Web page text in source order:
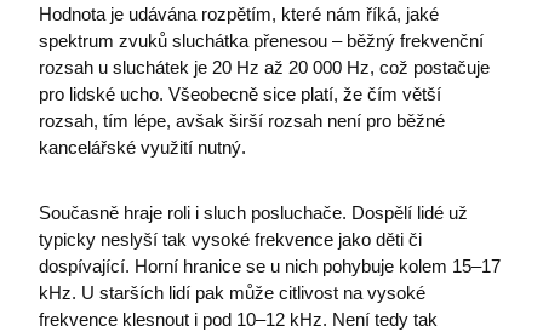
Hodnota je udávána rozpětím, které nám říká, jaké
spektrum zvuků sluchátka přenesou – běžný frekvenční
rozsah u sluchátek je 20 Hz až 20 000 Hz, což postačuje
pro lidské ucho. Všeobecně sice platí, že čím větší
rozsah, tím lépe, avšak širší rozsah není pro běžné
kancelářské využití nutný.
Současně hraje roli i sluch posluchače. Dospělí lidé už
typicky neslyší tak vysoké frekvence jako děti či
dospívající. Horní hranice se u nich pohybuje kolem 15–17
kHz. U starších lidí pak může citlivost na vysoké
frekvence klesnout i pod 10–12 kHz. Není tedy tak
PHPSESSID
PHP.net